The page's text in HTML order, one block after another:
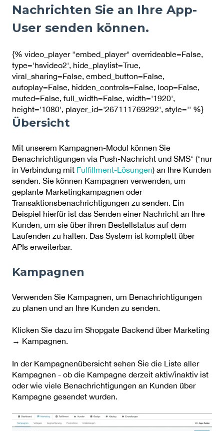
Nachrichten Sie an Ihre App-
User senden können.
{% video_player "embed_player" overrideable=False,
type='hsvideo2', hide_playlist=True,
viral_sharing=False, embed_button=False,
autoplay=False, hidden_controls=False, loop=False,
muted=False, full_width=False, width='1920',
height='1080', player_id='267111769292', style='' %}
Übersicht
Mit unserem Kampagnen-Modul können Sie
Benachrichtigungen via Push-Nachricht und SMS* (*nur
in Verbindung mit Fulfillment-Lösungen) an Ihre Kunden
senden. Sie können Kampagnen verwenden, um
geplante Marketingkampagnen oder
Transaktionsbenachrichtigungen zu senden. Ein
Beispiel hierfür ist das Senden einer Nachricht an Ihre
Kunden, um sie über ihren Bestellstatus auf dem
Laufenden zu halten. Das System ist komplett über
APIs erweiterbar.
Kampagnen
Verwenden Sie Kampagnen, um Benachrichtigungen
zu planen und an Ihre Kunden zu senden.
Klicken Sie dazu im Shopgate Backend über Marketing
→ Kampagnen.
In der Kampagnenübersicht sehen Sie die Liste aller
Kampagnen - ob die Kampagne derzeit aktiv/inaktiv ist
oder wie viele Benachrichtigungen an Kunden über
Kampagne gesendet wurden.